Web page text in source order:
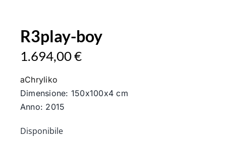
R3play-boy
1.694,00€
aChryliko
Dimensione: 150x100x4 cm
Anno: 2015
Disponibile